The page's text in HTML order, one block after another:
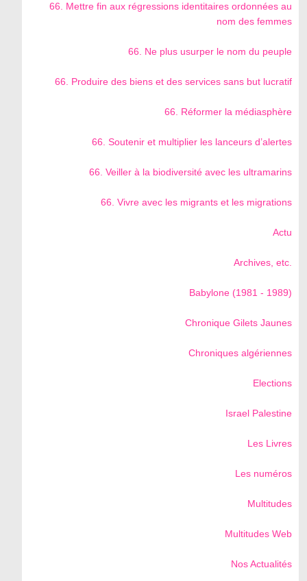
66. Mettre fin aux régressions identitaires ordonnées au
nom des femmes
66. Ne plus usurper le nom du peuple
66. Produire des biens et des services sans but lucratif
66. Réformer la médiasphère
66. Soutenir et multiplier les lanceurs d’alertes
66. Veiller à la biodiversité avec les ultramarins
66. Vivre avec les migrants et les migrations
Actu
Archives, etc.
Babylone (1981 - 1989)
Chronique Gilets Jaunes
Chroniques algériennes
Elections
Israel Palestine
Les Livres
Les numéros
Multitudes
Multitudes Web
Nos Actualités